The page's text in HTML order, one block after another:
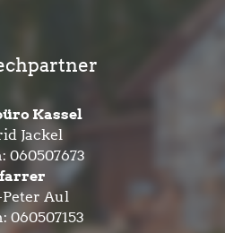
Kassel
Jackel
060507673
Aul
060507153